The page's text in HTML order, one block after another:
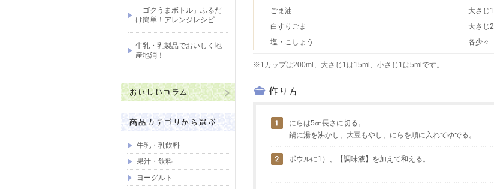
ごま油
大さじ1
白すりごま
大さじ2
塩・こしょう
各少々
※1カップは200ml、大さじ1は15ml、小さじ1は5mlです。
にらは5㎝長さに切る。
鍋に湯を沸かし、大豆もやし、にらを順に入れてゆでる。
ボウルに1）、【調味液】を加えて和える。
「ゴクうまボトル」ふるだ
け簡単！アレンジレシピ
牛乳・乳製品でおいしく地
産地消！
牛乳・乳飲料
果汁・飲料
ヨーグルト